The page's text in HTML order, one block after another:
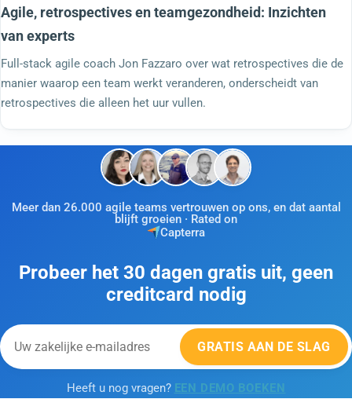
Agile, retrospectives en teamgezondheid: Inzichten
van experts
Full-stack agile coach Jon Fazzaro over wat retrospectives die de
manier waarop een team werkt veranderen, onderscheidt van
retrospectives die alleen het uur vullen.
Meer dan 26.000 agile teams vertrouwen op ons, en dat aantal
blijft groeien · Rated on
Capterra
Probeer het 30 dagen gratis uit, geen
creditcard nodig
GRATIS AAN DE SLAG
Heeft u nog vragen? EEN DEMO BOEKEN